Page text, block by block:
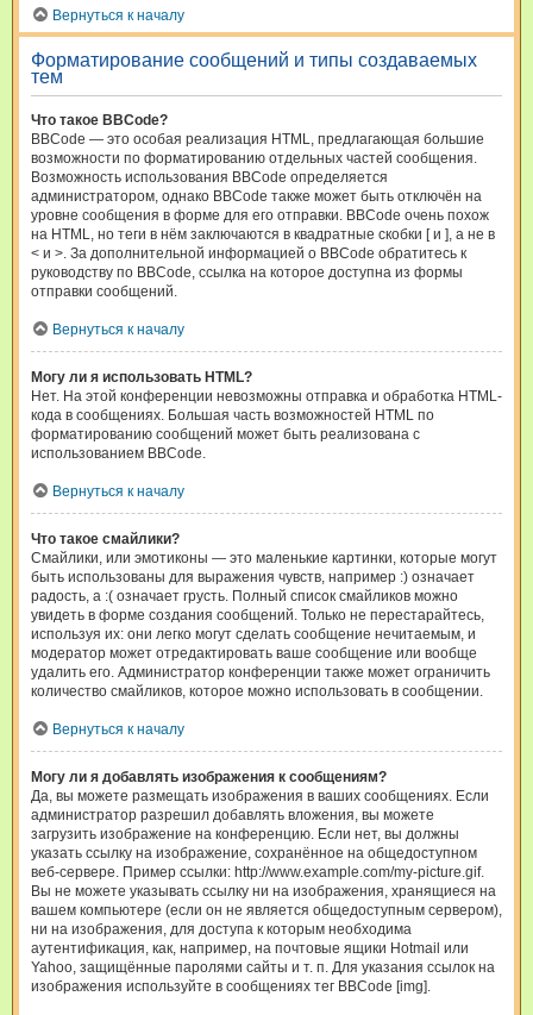
Вернуться к началу
Форматирование сообщений и типы создаваемых
тем
Что такое BBCode?
BBCode — это особая реализация HTML, предлагающая большие
возможности по форматированию отдельных частей сообщения.
Возможность использования BBCode определяется
администратором, однако BBCode также может быть отключён на
уровне сообщения в форме для его отправки. BBCode очень похож
на HTML, но теги в нём заключаются в квадратные скобки [ и ], а не в
< и >. За дополнительной информацией о BBCode обратитесь к
руководству по BBCode, ссылка на которое доступна из формы
отправки сообщений.
Вернуться к началу
Могу ли я использовать HTML?
Нет. На этой конференции невозможны отправка и обработка HTML-
кода в сообщениях. Большая часть возможностей HTML по
форматированию сообщений может быть реализована с
использованием BBCode.
Вернуться к началу
Что такое смайлики?
Смайлики, или эмотиконы — это маленькие картинки, которые могут
быть использованы для выражения чувств, например :) означает
радость, а :( означает грусть. Полный список смайликов можно
увидеть в форме создания сообщений. Только не перестарайтесь,
используя их: они легко могут сделать сообщение нечитаемым, и
модератор может отредактировать ваше сообщение или вообще
удалить его. Администратор конференции также может ограничить
количество смайликов, которое можно использовать в сообщении.
Вернуться к началу
Могу ли я добавлять изображения к сообщениям?
Да, вы можете размещать изображения в ваших сообщениях. Если
администратор разрешил добавлять вложения, вы можете
загрузить изображение на конференцию. Если нет, вы должны
указать ссылку на изображение, сохранённое на общедоступном
веб-сервере. Пример ссылки: http://www.example.com/my-picture.gif.
Вы не можете указывать ссылку ни на изображения, хранящиеся на
вашем компьютере (если он не является общедоступным сервером),
ни на изображения, для доступа к которым необходима
аутентификация, как, например, на почтовые ящики Hotmail или
Yahoo, защищённые паролями сайты и т. п. Для указания ссылок на
изображения используйте в сообщениях тег BBCode [img].